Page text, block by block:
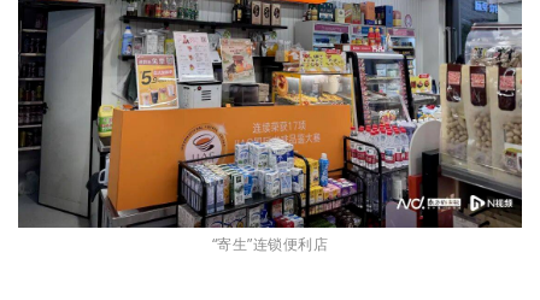
“寄生”连锁便利店